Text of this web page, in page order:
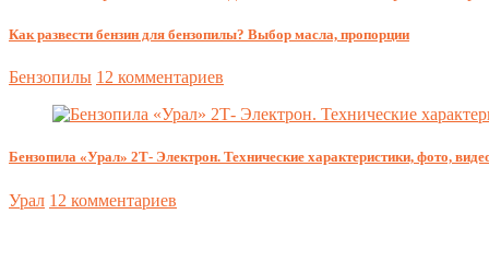
Как развести бензин для бензопилы? Выбор масла, пропорции
Бензопилы 12 комментариев
Бензопила «Урал» 2Т- Электрон. Технические характеристики, фото,
Урал 12 комментариев